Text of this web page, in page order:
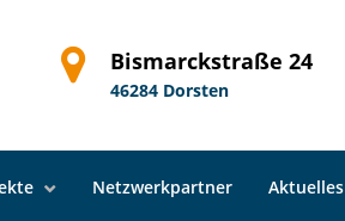
Bismarckstraße 24
46284 Dorsten
Netzwerkpartner Aktuelles